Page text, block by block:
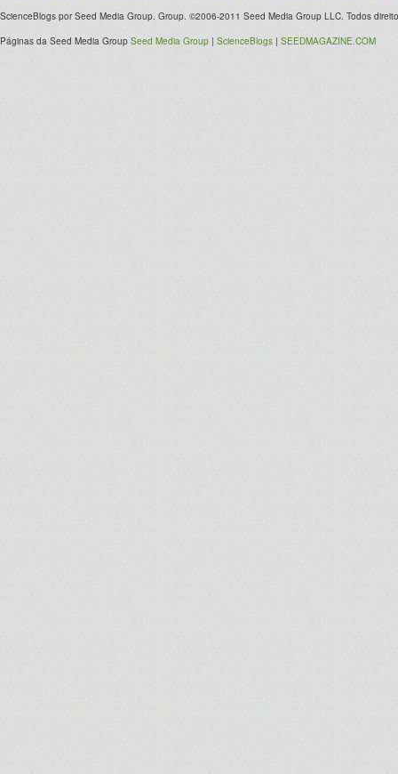
ScienceBlogs por Seed Media Group. Group. ©2006-2011 Seed Media Group LLC. Todos
Páginas da Seed Media Group Seed Media Group | ScienceBlogs | SEEDMAGAZINE.COM